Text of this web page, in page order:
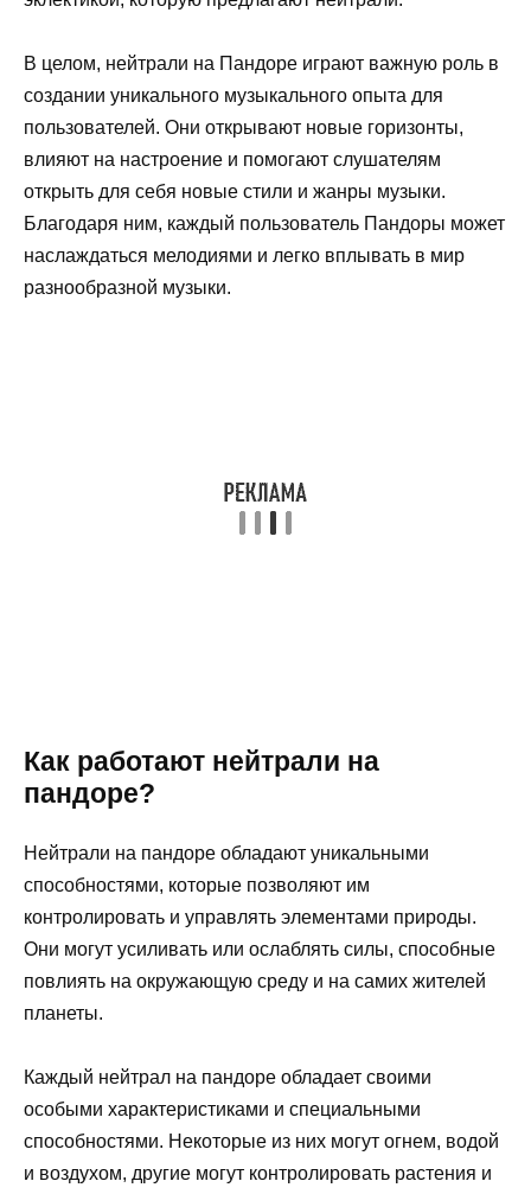
В целом, нейтрали на Пандоре играют важную роль в
создании уникального музыкального опыта для
пользователей. Они открывают новые горизонты,
влияют на настроение и помогают слушателям
открыть для себя новые стили и жанры музыки.
Благодаря ним, каждый пользователь Пандоры может
наслаждаться мелодиями и легко вплывать в мир
разнообразной музыки.
Как работают нейтрали на
пандоре?
Нейтрали на пандоре обладают уникальными
способностями, которые позволяют им
контролировать и управлять элементами природы.
Они могут усиливать или ослаблять силы, способные
повлиять на окружающую среду и на самих жителей
планеты.
Каждый нейтрал на пандоре обладает своими
особыми характеристиками и специальными
способностями. Некоторые из них могут огнем, водой
и воздухом, другие могут контролировать растения и